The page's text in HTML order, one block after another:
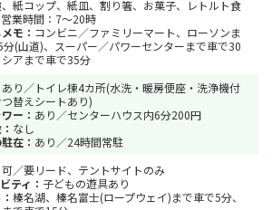
紙コップ、紙皿、割り箸、お菓子、レトルト食
業時間：7～20時
モ： コンビニ／ファミリーマート、ローソンま
(山道)、スーパー／パワーセンターまで車で30
アまで車で35分
あり／トイレ棟4カ所(水洗・暖房便座・洗浄機付
替えシートあり)
ー： あり／センターハウス内6分200円
なし
在： あり／24時間常駐
可／要リード、テントサイトのみ
ティ： 子どもの遊具あり
榛名湖、榛名富士(ロープウェイ)まで車で5分、